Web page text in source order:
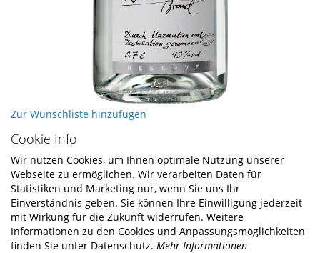
Cookie Info
Wir nutzen Cookies, um Ihnen optimale Nutzung unserer
Webseite zu ermöglichen. Wir verarbeiten Daten für
Statistiken und Marketing nur, wenn Sie uns Ihr
Einverständnis geben. Sie können Ihre Einwilligung jederzeit
mit Wirkung für die Zukunft widerrufen. Weitere
Informationen zu den Cookies und Anpassungsmöglichkeiten
finden Sie unter Datenschutz. Mehr Informationen
Skip
the
beginning
of
the
images
gallery
Zur Wunschliste hinzufügen